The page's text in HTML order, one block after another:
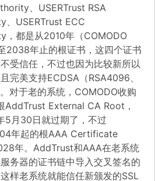
USERTrust RSA
USERTrust ECC
，都是从2010年（COMODO
2038年止的根证书，这四个证书
受信任，不过也因为比较新所以
完美支持ECDSA（RSA4096、
对于老的系统，COMODO收购
AddTrust External CA Root ，
5月30日就过期了，不过
年起的根AAA Certificate
年。AddTrust和AAA在老系统
务器的证书链中导入交叉签名的
样老系统就能信任新颁发的SSL